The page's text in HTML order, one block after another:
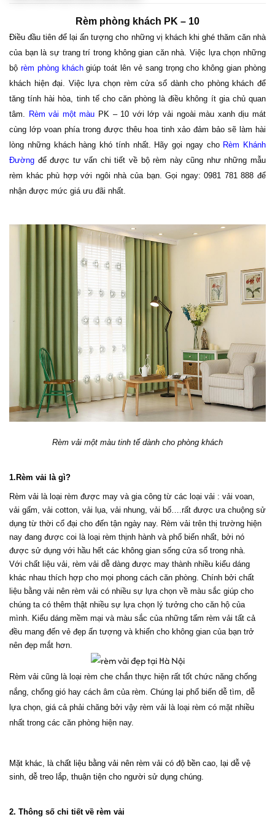
Rèm phòng khách PK – 10
Điều đầu tiên để lại ấn tượng cho những vị khách khi ghé thăm căn nhà
của bạn là sự trang trí trong không gian căn nhà. Việc lựa chọn những
bộ rèm phòng kháchgiúp toát lên vẻ sang trọng cho không gian phòng
khách hiện đại. Việc lựa chọn rèm cửa sổ dành cho phòng khách để
tăng tính hài hòa, tinh tế cho căn phòng là điều không ít gia chủ quan
tâm. Rèm vải một màu PK – 10 với lớp vải ngoài màu xanh dịu mát
cùng lớp voan phía trong được thêu hoa tinh xảo đảm bảo sẽ làm hài
lòng những khách hàng khó tính nhất. Hãy gọi ngay cho Rèm Khánh
Đường để được tư vấn chi tiết về bộ rèm này cũng như những mẫu
rèm khác phù hợp với ngôi nhà của bạn. Gọi ngay: 0981 781 888 để
nhận được mức giá ưu đãi nhất.
Rèm vải một màu tinh tế dành cho phòng khách
1.Rèm vải là gì?
Rèm vải là loại rèm được may và gia công từ các loại vải : vải voan,
vải gấm, vải cotton, vải lụa, vải nhung, vải bố….rất được ưa chuộng sử
dụng từ thời cổ đại cho đến tận ngày nay. Rèm vải trên thị trường hiện
nay đang được coi là loại rèm thịnh hành và phổ biến nhất, bởi nó
được sử dụng với hầu hết các không gian sống cửa sổ trong nhà.
Với chất liệu vải, rèm vải dễ dàng được may thành nhiều kiểu dáng
khác nhau thích hợp cho mọi phong cách căn phòng. Chính bởi chất
liệu bằng vải nên rèm vải có nhiều sự lựa chọn về màu sắc giúp cho
chúng ta có thêm thật nhiều sự lựa chọn lý tưởng cho căn hộ của
mình. Kiểu dáng mềm mại và màu sắc của những tấm rèm vải tất cả
đều mang đến vẻ đẹp ấn tượng và khiến cho không gian của bạn trở
nên đẹp mắt hơn.
Rèm vải cũng là loại rèm che chắn thực hiện rất tốt chức năng chống
nắng, chống gió hay cách âm của rèm. Chúng lại phổ biến dễ tìm, dễ
lựa chọn, giá cả phải chăng bởi vậy rèm vải là loại rèm có mặt nhiều
nhất trong các căn phòng hiện nay.
Mặt khác, là chất liệu bằng vải nên rèm vải có độ bền cao, lại dễ vệ
sinh, dễ treo lắp, thuận tiện cho người sử dụng chúng.
2. Thông số chi tiết về rèm vải